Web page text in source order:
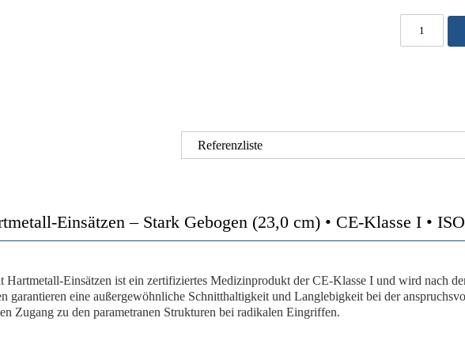
Referenzliste
Einsätzen – Stark Gebogen (23,0 cm) • CE-Klasse I •
Hartmetall-Einsätzen ist ein zertifiziertes Medizinprodukt der CE-Klasse I und wird nach
eine außergewöhnliche Schnitthaltigkeit und Langlebigkeit bei der
Zugang zu den parametranen Strukturen bei radikalen Eingriffen.